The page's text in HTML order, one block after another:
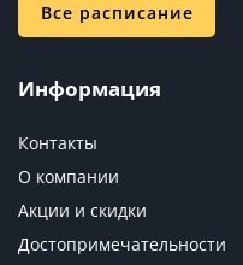
Все расписание
Информация
Контакты
О компании
Акции и скидки
Достопримечательности